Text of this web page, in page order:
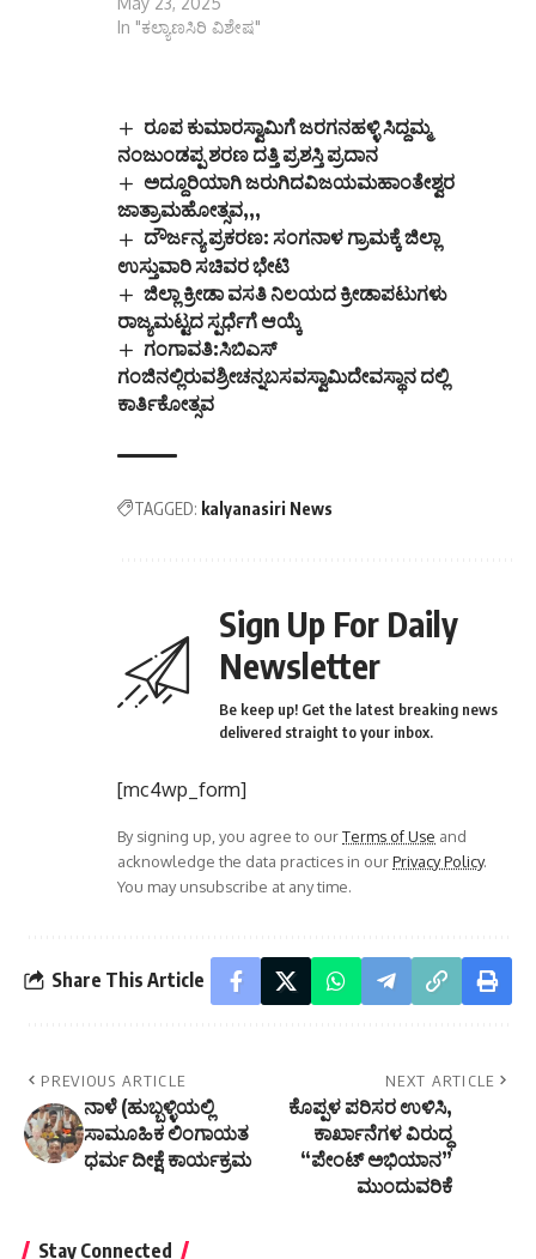
In "ಕಲ್ಯಾಣಸಿರಿ ವಿಶೇಷ"
ರೂಪ ಕುಮಾರಸ್ವಾಮಿಗೆ ಜರಗನಹಳ್ಳಿ ಸಿದ್ದಮ್ಮ
ನಂಜುಂಡಪ್ಪ ಶರಣ ದತ್ತಿ ಪ್ರಶಸ್ತಿ ಪ್ರದಾನ
ಅದ್ದೂರಿಯಾಗಿ ಜರುಗಿದವಿಜಯಮಹಾಂತೇಶ್ವರ
ಜಾತ್ರಾಮಹೋತ್ಸವ,,,
ದೌರ್ಜನ್ಯ ಪ್ರಕರಣ: ಸಂಗನಾಳ ಗ್ರಾಮಕ್ಕೆ ಜಿಲ್ಲಾ
ಉಸ್ತುವಾರಿ ಸಚಿವರ ಭೇಟಿ
ಜಿಲ್ಲಾ ಕ್ರೀಡಾ ವಸತಿ ನಿಲಯದ ಕ್ರೀಡಾಪಟುಗಳು
ರಾಜ್ಯಮಟ್ಟದ ಸ್ಪರ್ಧೆಗೆ ಆಯ್ಕೆ
ಗಂಗಾವತಿ:ಸಿಬಿಎಸ್
ಗಂಜಿನಲ್ಲಿರುವಶ್ರೀಚನ್ನಬಸವಸ್ವಾಮಿದೇವಸ್ಥಾನ ದಲ್ಲಿ
ಕಾರ್ತಿಕೋತ್ಸವ
TAGGED: kalyanasiri News
Sign Up For Daily
Newsletter
Be keep up! Get the latest breaking news
delivered straight to your inbox.
[mc4wp_form]
By signing up, you agree to ourTerms of Use and
acknowledge the data practices in ourPrivacy Policy.
You may unsubscribe at any time.
Share This Article
PREVIOUS ARTICLE
ನಾಳೆ (ಹುಬ್ಬಳ್ಳಿಯಲ್ಲಿ
ಸಾಮೂಹಿಕ ಲಿಂಗಾಯತ
ಧರ್ಮ ದೀಕ್ಷೆ ಕಾರ್ಯಕ್ರಮ
NEXT ARTICLE
ಕೊಪ್ಪಳ ಪರಿಸರ ಉಳಿಸಿ,
ಕಾರ್ಖಾನೆಗಳ ವಿರುದ್ಧ
“ಪೇಂಟ್ ಅಭಿಯಾನ”
ಮುಂದುವರಿಕೆ
Stay Connected